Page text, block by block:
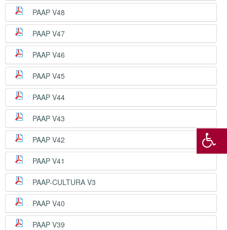
PAAP V48
PAAP V47
PAAP V46
PAAP V45
PAAP V44
PAAP V43
PAAP V42
PAAP V41
PAAP-CULTURA V3
PAAP V40
PAAP V39